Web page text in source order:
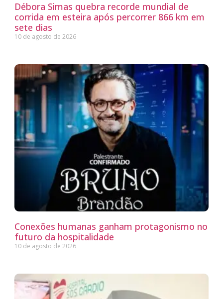
Débora Simas quebra recorde mundial de
corrida em esteira após percorrer 866 km em
sete dias
10 de agosto de 2026
Conexões humanas ganham protagonismo no
futuro da hospitalidade
10 de agosto de 2026